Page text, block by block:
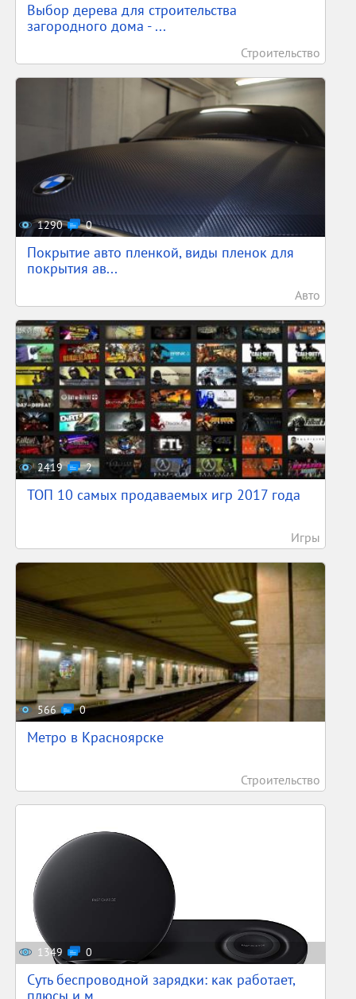
Выбор дерева для строительства
загородного дома - ...
Строительство
1290 0
Покрытие авто пленкой, виды пленок для
покрытия ав...
Авто
2419 2
ТОП 10 самых продаваемых игр 2017 года
Игры
566 0
Метро в Красноярске
Строительство
1349 0
Суть беспроводной зарядки: как работает,